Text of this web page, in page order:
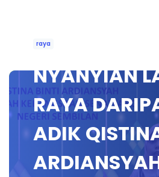
raya
NYANYIAN
RAYA
ADIK